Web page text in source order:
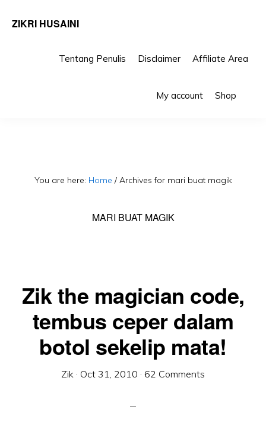
ZIKRI HUSAINI
Tentang Penulis Disclaimer Affiliate Area
My account Shop
You are here: Home /Archives for mari buat magik
MARI BUAT MAGIK
Zik the magician code,
tembus ceper dalam
botol sekelip mata!
Zik · Oct 31, 2010 · 62 Comments